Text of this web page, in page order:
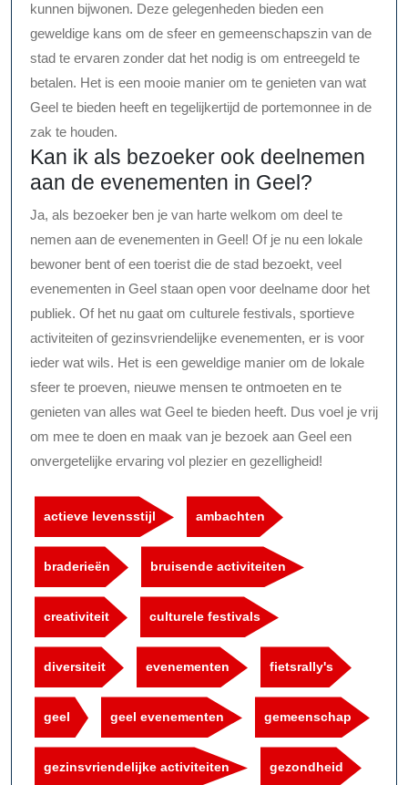
kunnen bijwonen. Deze gelegenheden bieden een
geweldige kans om de sfeer en gemeenschapszin van de
stad te ervaren zonder dat het nodig is om entreegeld te
betalen. Het is een mooie manier om te genieten van wat
Geel te bieden heeft en tegelijkertijd de portemonnee in de
zak te houden.
Kan ik als bezoeker ook deelnemen
aan de evenementen in Geel?
Ja, als bezoeker ben je van harte welkom om deel te
nemen aan de evenementen in Geel! Of je nu een lokale
bewoner bent of een toerist die de stad bezoekt, veel
evenementen in Geel staan open voor deelname door het
publiek. Of het nu gaat om culturele festivals, sportieve
activiteiten of gezinsvriendelijke evenementen, er is voor
ieder wat wils. Het is een geweldige manier om de lokale
sfeer te proeven, nieuwe mensen te ontmoeten en te
genieten van alles wat Geel te bieden heeft. Dus voel je vrij
om mee te doen en maak van je bezoek aan Geel een
onvergetelijke ervaring vol plezier en gezelligheid!
actieve levensstijl ambachten
braderieën bruisende activiteiten
creativiteit culturele festivals
diversiteit evenementen fietsrally's
geel geel evenementen gemeenschap
gezinsvriendelijke activiteiten gezondheid